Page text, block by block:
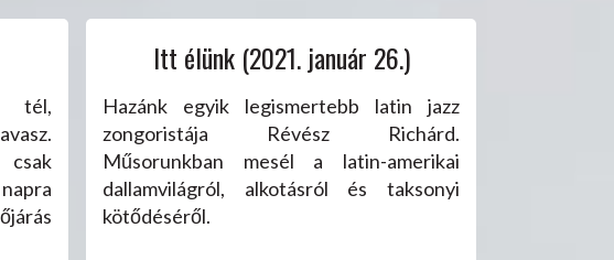
tél,
Itt élünk (2021. január 26.)
Hazánk egyik legismertebb latin jazz
zongoristája Révész Richárd.
Műsorunkban mesél a latin-amerikai
dallamvilágról, alkotásról és taksonyi
kötődéséről.